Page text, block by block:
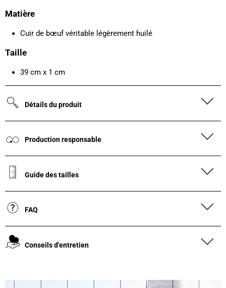
Matière
Cuir de bœuf véritable légèrement huilé
Taille
39 cm x 1 cm
Détails du produit
Production responsable
Guide des tailles
FAQ
Conseils d'entretien